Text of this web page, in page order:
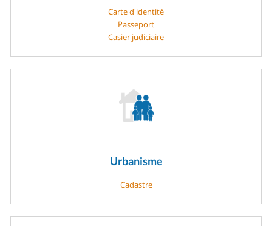
Carte d'identité
Passeport
Casier judiciaire
Urbanisme
Cadastre